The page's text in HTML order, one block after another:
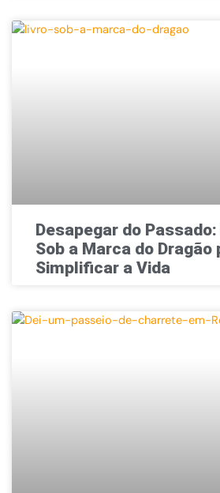
Desapegar do
Sob a Marca do Dragão
Simplificar a Vida